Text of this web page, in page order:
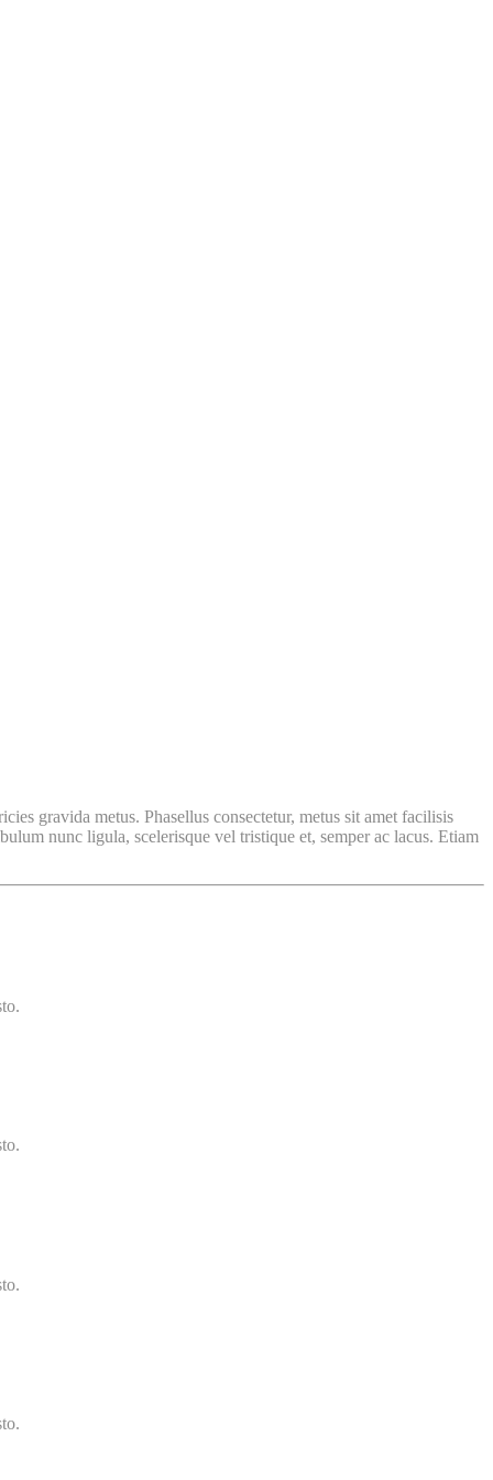
gravida metus. Phasellus consectetur, metus sit amet facilisis
nunc ligula, scelerisque vel tristique et, semper ac lacus. Etiam